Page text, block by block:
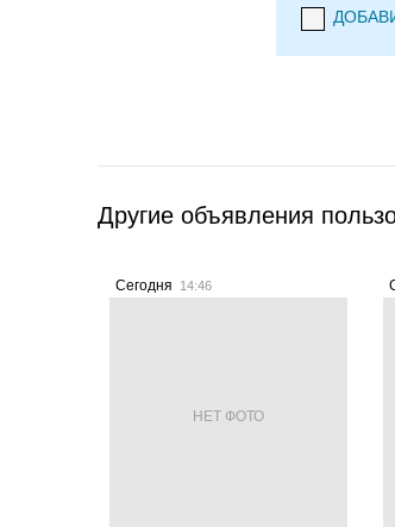
Другие объявления
Сегодня 14:46
НЕТ ФОТО